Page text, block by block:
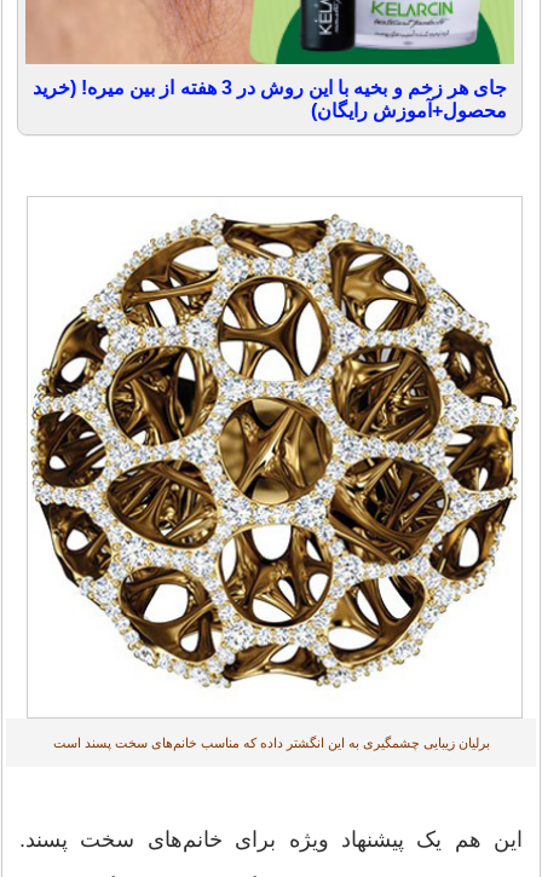
جای هر زخم و بخیه با این روش در 3 هفته از بین میره! (خرید
محصول+آموزش رایگان)
برلیان زیبایی چشمگیری به این انگشتر داده که مناسب خانم‌های سخت پسند است
این هم یک پیشنهاد ویژه برای خانم‌های سخت پسند.